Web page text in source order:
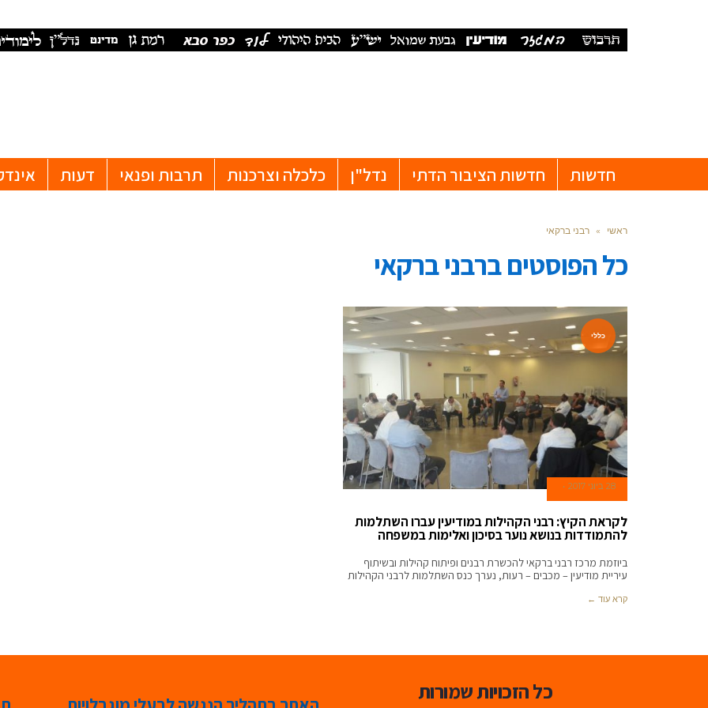
חדשות חדשות הציבור הדתי נדל"ן כלכלה וצרכנות תרבות ופנאי דעות
ראשי » רבני ברקאי
כל הפוסטים ברבני ברקאי
כללי
28 ביוני 2017
לקראת הקיץ: רבני הקהילות במודיעין עברו השתלמות
להתמודדות בנושא נוער בסיכון ואלימות במשפחה
ביוזמת מרכז רבני ברקאי להכשרת רבנים ופיתוח קהילות ובשיתוף
עיריית מודיעין – מכבים – רעות, נערך כנס השתלמות לרבני הקהילות
קרא עוד ←
כל הזכויות שמורות